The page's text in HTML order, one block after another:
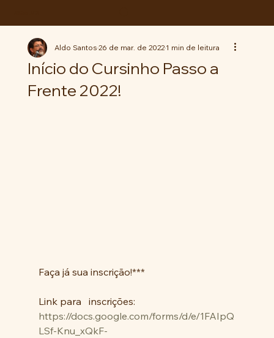
Início do Cursinho Passo a
Frente 2022!
Aldo Santos26 de mar. de 20221 min de leitura
Faça já sua inscrição!***
Link para   inscrições:
https://docs.google.com/forms/d/e/1FAIpQ
LSf-Knu_xQkF-